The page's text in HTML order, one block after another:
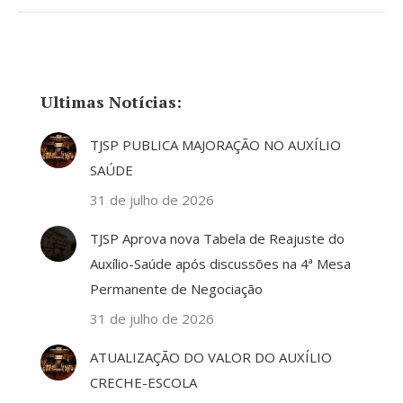
Ultimas Notícias:
TJSP PUBLICA MAJORAÇÃO NO AUXÍLIO
SAÚDE
31 de julho de 2026
TJSP Aprova nova Tabela de Reajuste do
Auxílio-Saúde após discussões na 4ª Mesa
Permanente de Negociação
31 de julho de 2026
ATUALIZAÇÃO DO VALOR DO AUXÍLIO
CRECHE-ESCOLA